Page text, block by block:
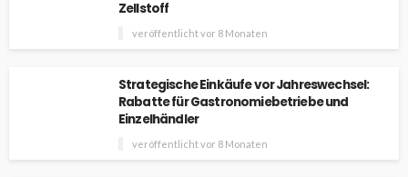
Zellstoff
veröffentlicht vor 8 Monaten
Strategische Einkäufe vor Jahreswechsel:
Rabatte für Gastronomiebetriebe und
Einzelhändler
veröffentlicht vor 8 Monaten